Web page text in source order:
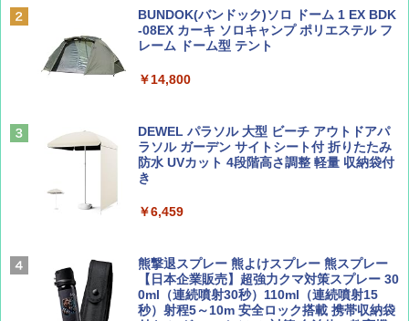
ディズニーファン ２０２６年 ９月号 [雑
誌] (ＤＩＳＮＥＹ ＦＡＮ)
山と溪谷 2026年8月号「南アルプス大全」
￥1,540
￥1,540
地球の歩き方 スター・ウォーズ
￥2,695
僕が見た未来【完全版】
￥0
球の歩き方A ヨーロッパ
￥2,479
PYKES PEAK (パイクスピーク) 着替えテン
人用 折りたたみ 防災グッズ 災害用トイレ ビ
￥4,980
テント ワンタッチ RENEW 幅200 2-3人用 43
￥5,999
[キャンパーズコレクション 山善] 傘みたいに
BUNDOK(バンドック)ソロ ドーム 1 EX BDK
-08EX カーキ ソロキャンプ ポリエステル フ
レーム ドーム型 テント
￥14,800
DEWEL パラソル 大型 ビーチ アウトドアパ
ラソル ガーデン サイトシート付 折りたたみ
防水 UVカット 4段階高さ調整 軽量 収納袋付
き
￥6,459
熊撃退スプレー 熊よけスプレー 熊スプレー
【日本企業販売】超強力クマ対策スプレー 30
0ml（連続噴射30秒）110ml（連続噴射15
秒）射程5～10m 安全ロック搭載 携帯収納袋